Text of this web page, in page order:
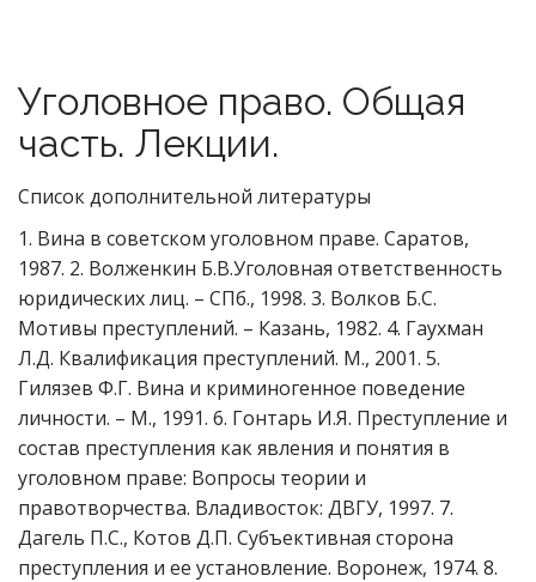
Уголовное право. Общая
часть. Лекции.
Список дополнительной литературы
1. Вина в советском уголовном праве. Саратов,
1987. 2. Волженкин Б.В.Уголовная ответственность
юридических лиц. – СПб., 1998. 3. Волков Б.С.
Мотивы преступлений. – Казань, 1982. 4. Гаухман
Л.Д. Квалификация преступлений. М., 2001. 5.
Гилязев Ф.Г. Вина и криминогенное поведение
личности. – М., 1991. 6. Гонтарь И.Я. Преступление и
состав преступления как явления и понятия в
уголовном праве: Вопросы теории и
правотворчества. Владивосток: ДВГУ, 1997. 7.
Дагель П.С., Котов Д.П. Субъективная сторона
преступления и ее установление. Воронеж, 1974. 8.